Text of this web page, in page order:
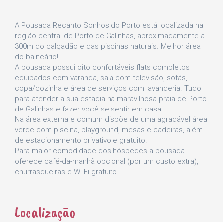
A Pousada Recanto Sonhos do Porto está localizada na
região central de Porto de Galinhas, aproximadamente a
300m do calçadão e das piscinas naturais. Melhor área
do balneário!
A pousada possui oito confortáveis flats completos
equipados com varanda, sala com televisão, sofás,
copa/cozinha e área de serviços com lavanderia. Tudo
para atender a sua estadia na maravilhosa praia de Porto
de Galinhas e fazer você se sentir em casa.
Na área externa e comum dispõe de uma agradável área
verde com piscina, playground, mesas e cadeiras, além
de estacionamento privativo e gratuito.
Para maior comodidade dos hóspedes a pousada
oferece café-da-manhã opcional (por um custo extra),
churrasqueiras e Wi-Fi gratuito.
Localização